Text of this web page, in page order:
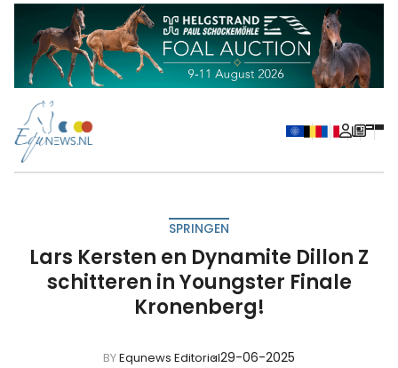
SPRINGEN
Lars Kersten en Dynamite Dillon Z
schitteren in Youngster Finale
Kronenberg!
BYEqunews Editorial29-06-2025